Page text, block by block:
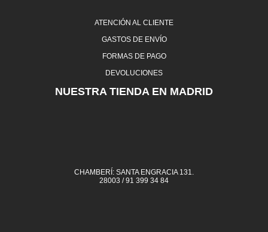
ATENCIÓN AL CLIENTE
GASTOS DE ENVÍO
FORMAS DE PAGO
DEVOLUCIONES
NUESTRA TIENDA EN MADRID
CHAMBERÍ: SANTA ENGRACIA 131.
28003 / 91 399 34 84